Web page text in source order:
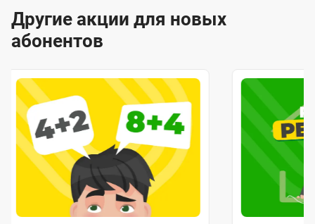
Другие акции для новых
абонентов